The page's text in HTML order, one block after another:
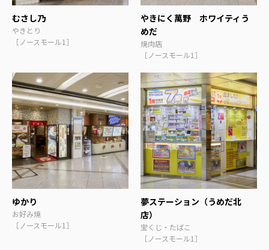
むさし乃
やきとり
［ノースモール1］
やきにく萬野 ホワイティう
めだ
焼肉店
［ノースモール1］
ゆかり
お好み焼
［ノースモール1］
夢ステーション（うめだ北
店）
宝くじ・たばこ
［ノースモール1］